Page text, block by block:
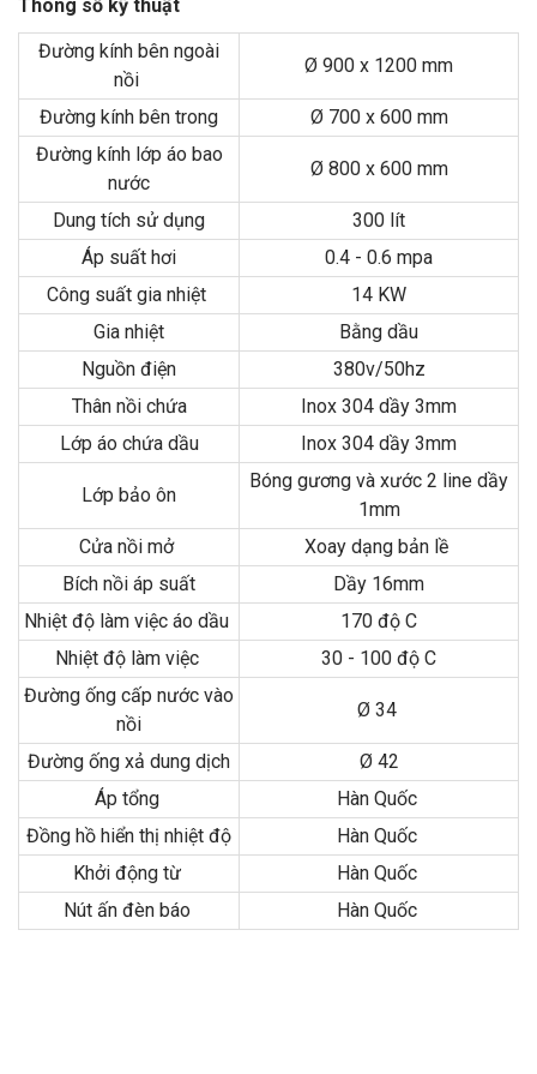
Thông số kỹ thuật
Đường kính bên ngoài
nồi
Ø 900 x 1200 mm
Đường kính bên trong
Ø 700 x 600 mm
Đường kính lớp áo bao
nước
Ø 800 x 600 mm
Dung tích sử dụng
300 lít
Áp suất hơi
0.4 - 0.6 mpa
Công suất gia nhiệt
14 KW
Gia nhiệt
Bằng dầu
Nguồn điện
380v/50hz
Thân nồi chứa
Inox 304 dầy 3mm
Lớp áo chứa dầu
Inox 304 dầy 3mm
Lớp bảo ôn
Bóng gương và xước 2 line dầy
1mm
Cửa nồi mở
Xoay dạng bản lề
Bích nồi áp suất
Dầy 16mm
Nhiệt độ làm việc áo dầu
170 độ C
Nhiệt độ làm việc
30 - 100 độ C
Đường ống cấp nước vào
nồi
Ø 34
Đường ống xả dung dịch
Ø 42
Áp tổng
Hàn Quốc
Đồng hồ hiển thị nhiệt độ
Hàn Quốc
Khởi động từ
Hàn Quốc
Nút ấn đèn báo
Hàn Quốc